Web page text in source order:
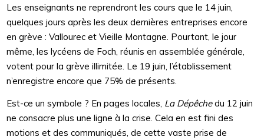
Les enseignants ne reprendront les cours que le 14 juin,
quelques jours après les deux dernières entreprises encore
en grève : Vallourec et Vieille Montagne. Pourtant, le jour
même, les lycéens de Foch, réunis en assemblée générale,
votent pour la grève illimitée. Le 19 juin, l’établissement
n’enregistre encore que 75% de présents.
Est-ce un symbole ? En pages locales, La Dépêchedu 12 juin
ne consacre plus une ligne à la crise. Cela en est fini des
motions et des communiqués, de cette vaste prise de